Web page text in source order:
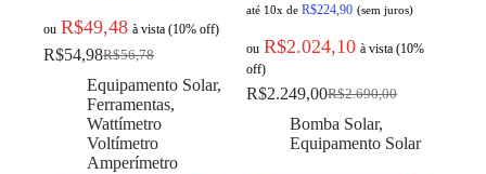
ou R$49,48 à vista (10% off)
R$56,78
R$54,98
Equipamento Solar,
Ferramentas,
Wattímetro
Voltímetro
Amperímetro
até 10x de R$224,90 (sem juros)
ou R$2.024,10 à vista (10%
off)
R$2.690,00
R$2.249,00
Bomba Solar,
Equipamento Solar